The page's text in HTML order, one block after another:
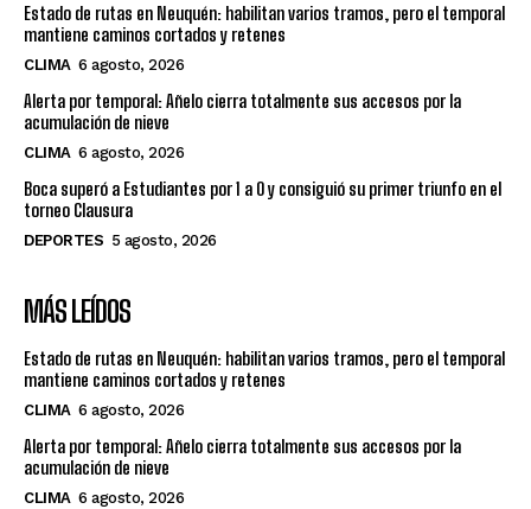
Estado de rutas en Neuquén: habilitan varios tramos, pero el temporal
mantiene caminos cortados y retenes
CLIMA 6 agosto, 2026
Alerta por temporal: Añelo cierra totalmente sus accesos por la
acumulación de nieve
CLIMA 6 agosto, 2026
Boca superó a Estudiantes por 1 a 0 y consiguió su primer triunfo en el
torneo Clausura
DEPORTES 5 agosto, 2026
MÁS LEÍDOS
Estado de rutas en Neuquén: habilitan varios tramos, pero el temporal
mantiene caminos cortados y retenes
CLIMA 6 agosto, 2026
Alerta por temporal: Añelo cierra totalmente sus accesos por la
acumulación de nieve
CLIMA 6 agosto, 2026